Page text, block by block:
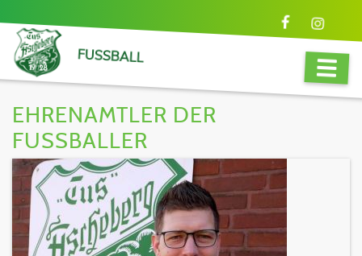
FUSSBALL
EHRENAMTLER DER
FUSSBALLER